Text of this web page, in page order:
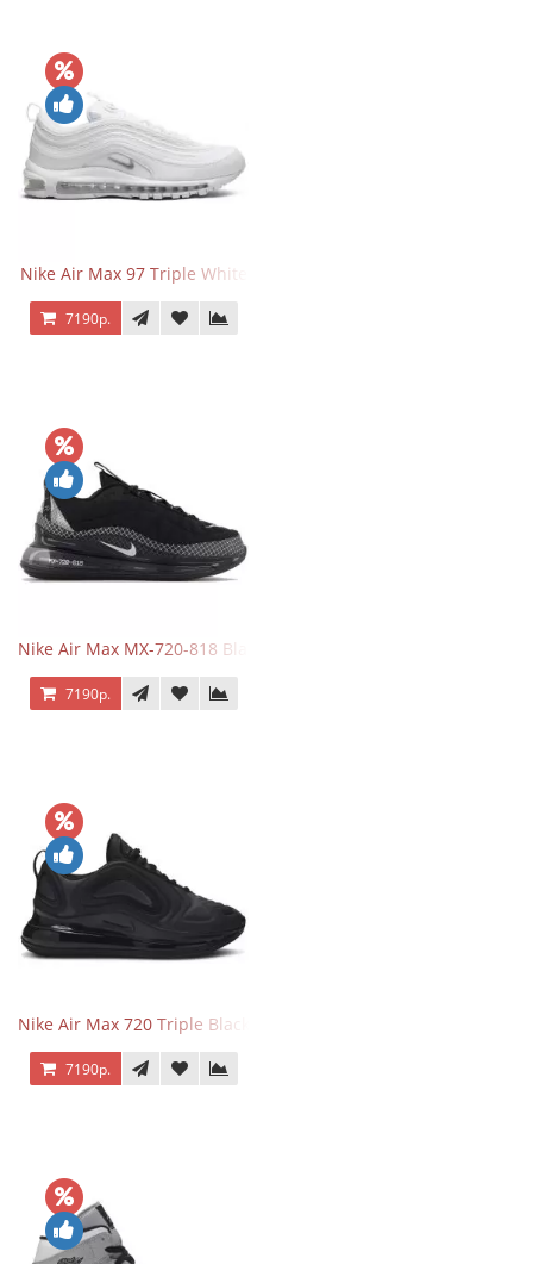
Nike Air Max 97 Triple White
7190р.
Nike Air Max MX-720-818 Black
7190р.
Nike Air Max 720 Triple Black
7190р.